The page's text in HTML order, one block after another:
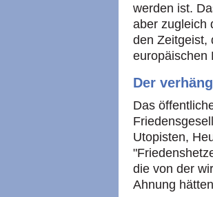
werden ist.
aber zugleich
den Zeitgeist,
europäischen
Der
Das
Utopisten,
die von der
Ahnung